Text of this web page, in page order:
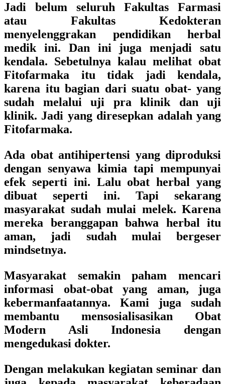
Jadi belum seluruh Fakultas Farmasi
atau Fakultas Kedokteran
menyelenggrakan pendidikan herbal
medik ini. Dan ini juga menjadi satu
kendala. Sebetulnya kalau melihat obat
Fitofarmaka itu tidak jadi kendala,
karena itu bagian dari suatu obat- yang
sudah melalui uji pra klinik dan uji
klinik. Jadi yang diresepkan adalah yang
Fitofarmaka.
Ada obat antihipertensi yang diproduksi
dengan senyawa kimia tapi mempunyai
efek seperti ini. Lalu obat herbal yang
dibuat seperti ini. Tapi sekarang
masyarakat sudah mulai melek. Karena
mereka beranggapan bahwa herbal itu
aman, jadi sudah mulai bergeser
mindsetnya.
Masyarakat semakin paham mencari
informasi obat-obat yang aman, juga
kebermanfaatannya. Kami juga sudah
membantu mensosialisasikan Obat
Modern Asli Indonesia dengan
mengedukasi dokter.
Dengan melakukan kegiatan seminar dan